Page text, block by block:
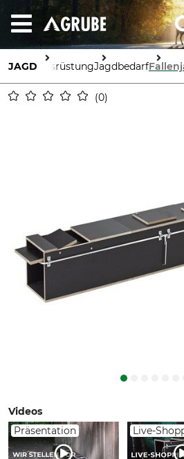
JAGD AusrüstungJagdbedarf
0
Videos
Präsentation
Live-